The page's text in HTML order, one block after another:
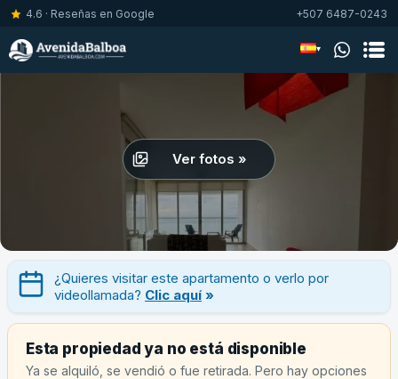
4.6 · Reseñas en Google +507 6487-0243
▾
Ver fotos »
¿Quieres visitar este apartamento o verlo por
videollamada? Clic aquí »
Esta propiedad ya no está disponible
Ya se alquiló, se vendió o fue retirada. Pero hay opciones